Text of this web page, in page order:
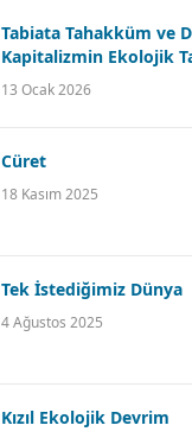
Tabiata Tahakküm ve
Kapitalizmin Ekolojik
13 Ocak 2026
Cüret
18 Kasım 2025
Tek İstediğimiz Dünya
4 Ağustos 2025
Kızıl Ekolojik Devrim